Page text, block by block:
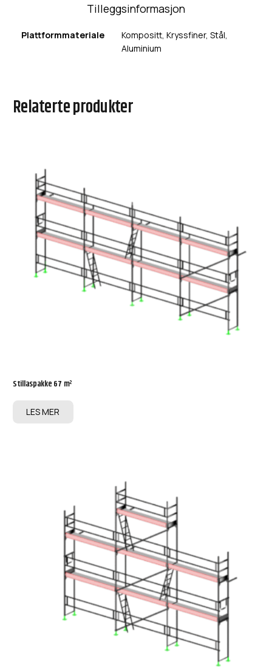
Tilleggsinformasjon
Plattformmateriale
Kompositt, Kryssfiner, Stål,
Aluminium
Relaterte produkter
Stillaspakke 67 m²
LES MER